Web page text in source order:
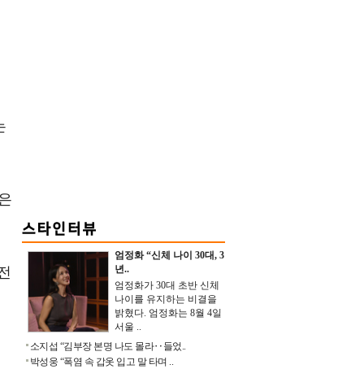
엄정화 “신체 나이 30대, 3
년..
엄정화가 30대 초반 신체
나이를 유지하는 비결을
밝혔다. 엄정화는 8월 4일
서울 ..
소지섭 “김부장 본명 나도 몰라‥들었..
박성웅 “폭염 속 갑옷 입고 말 타며 ..